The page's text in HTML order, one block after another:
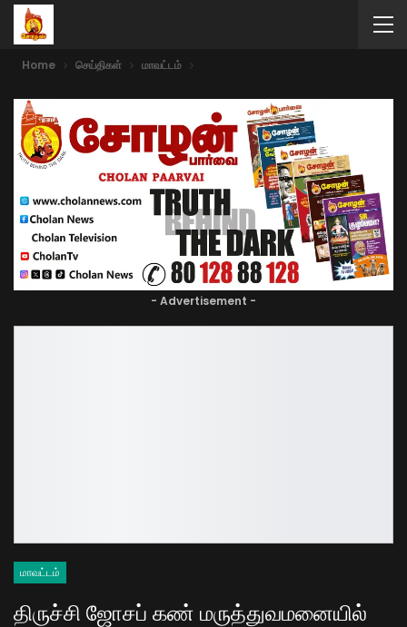
Home செய்திகள் மாவட்டம்
- Advertisement -
மாவட்டம்
திருச்சி ஜோசப் கண் மருத்துவமனையில்